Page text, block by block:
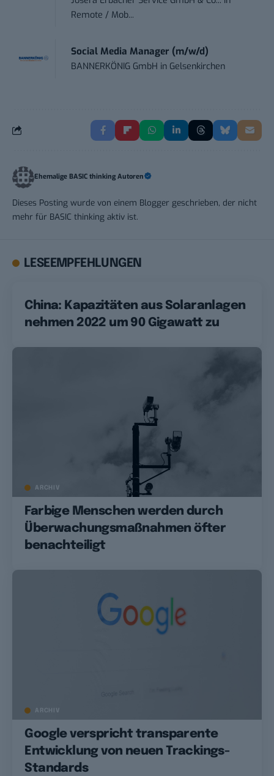
Remote / Mob...
Social Media Manager (m/w/d)
BANNERKÖNIG GmbH in Gelsenkirchen
Ehemalige BASIC thinking Autoren
Dieses Posting wurde von einem Blogger geschrieben, der nicht
mehr für BASIC thinking aktiv ist.
LESEEMPFEHLUNGEN
China: Kapazitäten aus Solaranlagen
nehmen 2022 um 90 Gigawatt zu
ARCHIV
Farbige Menschen werden durch
Überwachungsmaßnahmen öfter
benachteiligt
ARCHIV
Google verspricht transparente
Entwicklung von neuen Trackings-
Standards